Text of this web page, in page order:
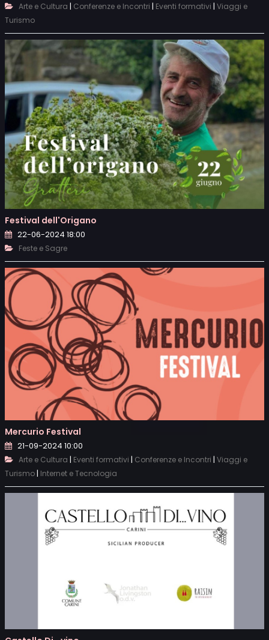
Arte e Cultura | Conferenze e Incontri | Eventi formativi | Viaggi e
Turismo
Festival dell'Origano
22-06-2024 18:00
Feste e Sagre
Mercurio Festival
21-09-2024 10:00
Arte e Cultura | Eventi formativi | Conferenze e Incontri | Viaggi e
Turismo | Internet e Tecnologia